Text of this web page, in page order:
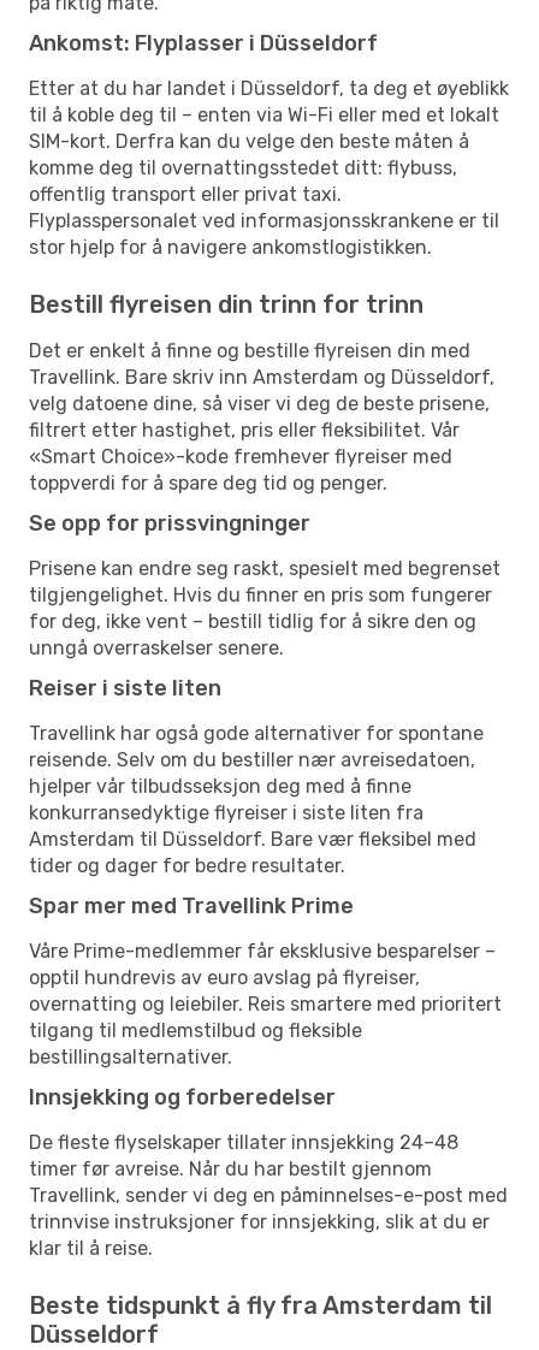
Ankomst: Flyplasser i Düsseldorf
Etter at du har landet i Düsseldorf, ta deg et øyeblikk
til å koble deg til – enten via Wi-Fi eller med et lokalt
SIM-kort. Derfra kan du velge den beste måten å
komme deg til overnattingsstedet ditt: flybuss,
offentlig transport eller privat taxi.
Flyplasspersonalet ved informasjonsskrankene er til
stor hjelp for å navigere ankomstlogistikken.
Bestill flyreisen din trinn for trinn
Det er enkelt å finne og bestille flyreisen din med
Travellink. Bare skriv inn Amsterdam og Düsseldorf,
velg datoene dine, så viser vi deg de beste prisene,
filtrert etter hastighet, pris eller fleksibilitet. Vår
«Smart Choice»-kode fremhever flyreiser med
toppverdi for å spare deg tid og penger.
Se opp for prissvingninger
Prisene kan endre seg raskt, spesielt med begrenset
tilgjengelighet. Hvis du finner en pris som fungerer
for deg, ikke vent – bestill tidlig for å sikre den og
unngå overraskelser senere.
Reiser i siste liten
Travellink har også gode alternativer for spontane
reisende. Selv om du bestiller nær avreisedatoen,
hjelper vår tilbudsseksjon deg med å finne
konkurransedyktige flyreiser i siste liten fra
Amsterdam til Düsseldorf. Bare vær fleksibel med
tider og dager for bedre resultater.
Spar mer med Travellink Prime
Våre Prime-medlemmer får eksklusive besparelser –
opptil hundrevis av euro avslag på flyreiser,
overnatting og leiebiler. Reis smartere med prioritert
tilgang til medlemstilbud og fleksible
bestillingsalternativer.
Innsjekking og forberedelser
De fleste flyselskaper tillater innsjekking 24–48
timer før avreise. Når du har bestilt gjennom
Travellink, sender vi deg en påminnelses-e-post med
trinnvise instruksjoner for innsjekking, slik at du er
klar til å reise.
Beste tidspunkt å fly fra Amsterdam til
Düsseldorf